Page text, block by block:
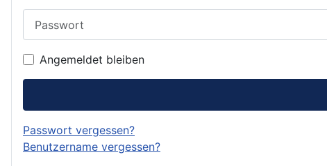
Angemeldet bleiben
Passwort vergessen?
Benutzername vergessen?